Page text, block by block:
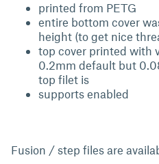
printed from PETG
entire bottom cover
height (to get nice
top cover printed with
0.2mm default but
top filet is
supports enabled
Fusion / step files are